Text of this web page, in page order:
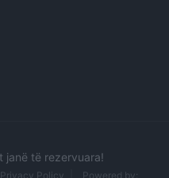
janë të rezervuara!
Privacy Policy Powered by: